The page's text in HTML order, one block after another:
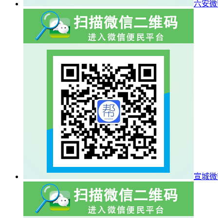
六安
宣城